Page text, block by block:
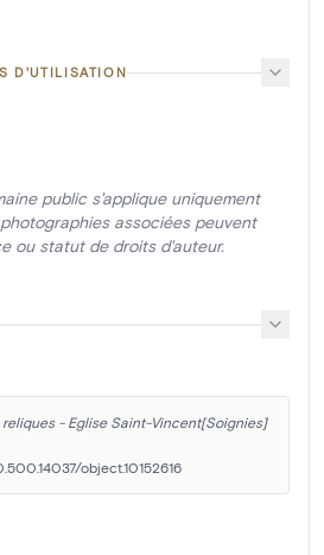
D'UTILISATION
public s'applique uniquement
associées peuvent
ou statut de droits d'auteur.
reliques - Eglise Saint-Vincent[Soignies]
object.10152616